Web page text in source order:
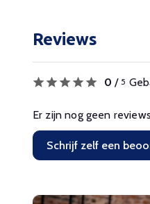
Reviews
0 / 5
Er zijn nog geen
Schrijf zelf een